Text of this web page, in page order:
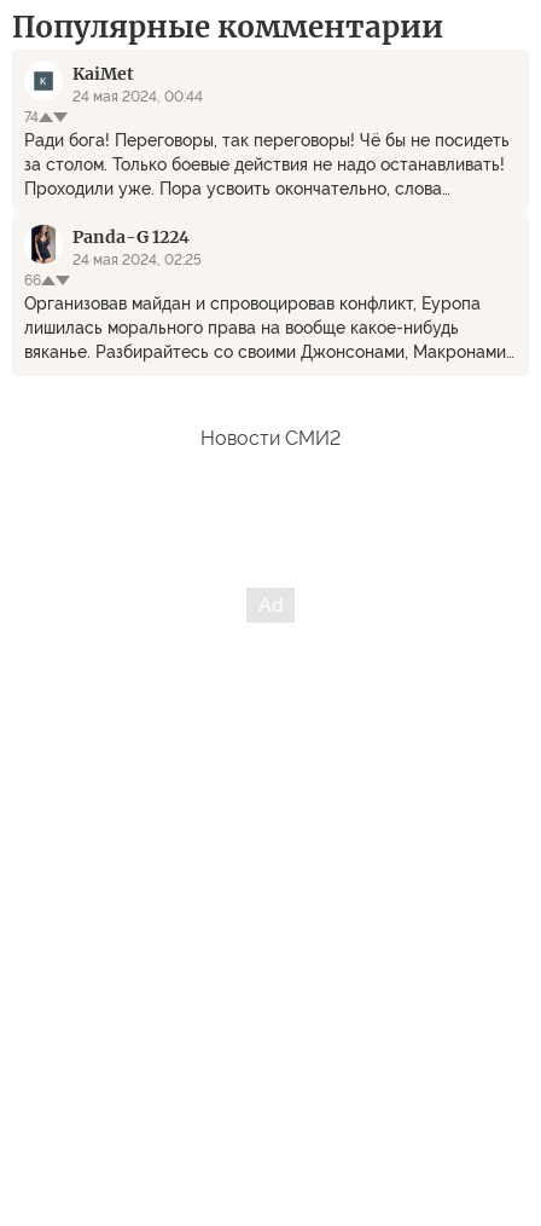
Популярные комментарии
KaiMet
24 мая 2024, 00:44
74
Ради бога! Переговоры, так переговоры! Чё бы не посидеть
за столом. Только боевые действия не надо останавливать!
Проходили уже. Пора усвоить окончательно, слова
любой момент готовая вцепиться в горло России. И это
подтверждает древняя и современная история
взаимоотношений России и Запада. Где были раньше эти
подписанты-профессора, сторонники минного
сосуществования народов?!?. Когда бомбили и ровняли с
землёй Ирак, Ливию, Югославию, Сирию, Донбасс, Газу!
выразительный и точный! К сожалению как есть )))))
Panda-G 1224
24 мая 2024, 02:25
66
Организовав майдан и спровоцировав конфликт, Еуропа
лишилась морального права на вообще какое-нибудь
вяканье. Разбирайтесь со своими Джонсонами, Макронами
Новости СМИ2